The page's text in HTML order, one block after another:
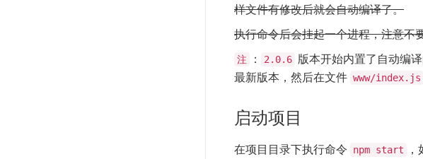
样文件有修改后就会自动编译了。
执行命令后会挂起一个进程，注意不
注 ： 2.0.6 版本开始内置了自动编
最新版本，然后在文件 www/index.js
启动项目
在项目目录下执行命令 npm start